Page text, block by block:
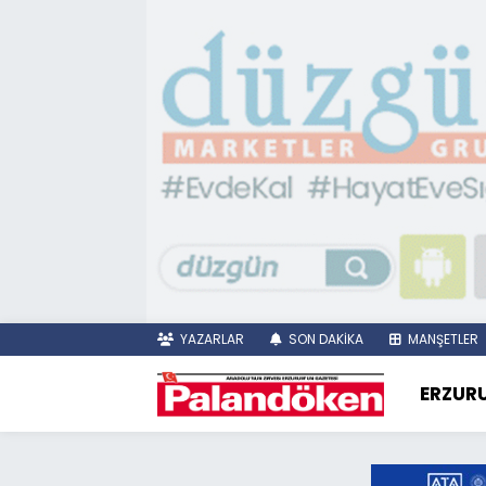
YAZARLAR SON DAKİKA MANŞETLER